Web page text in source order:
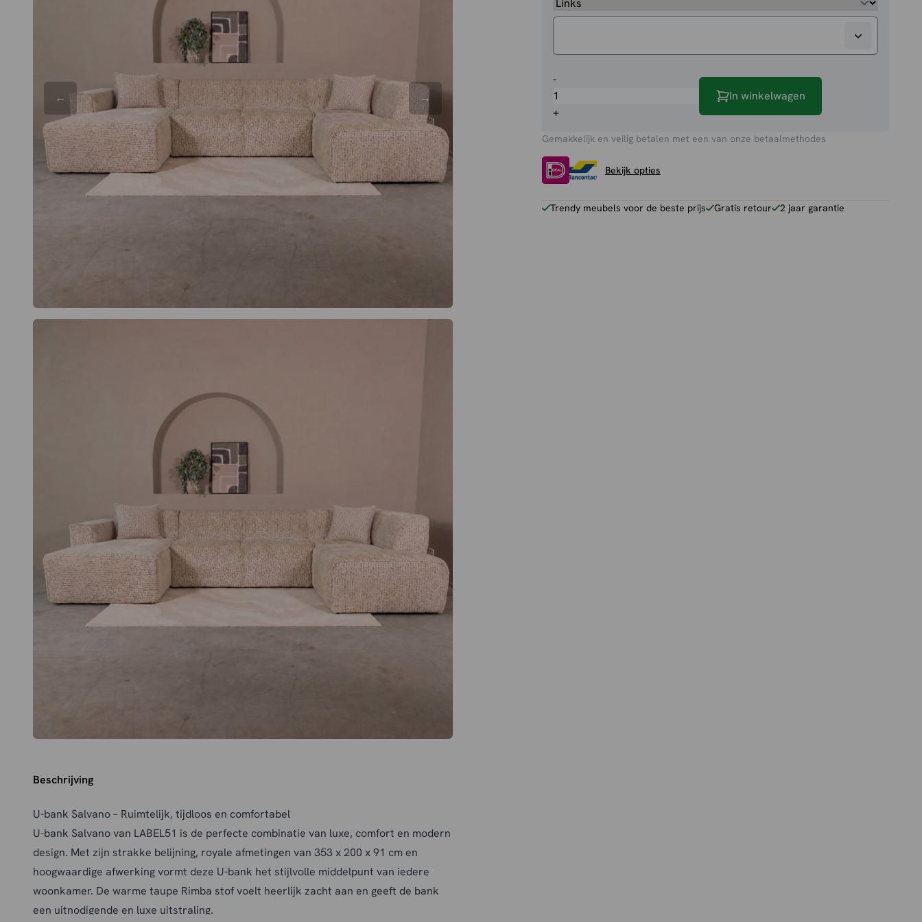
-U-
Bank
Salvano
+
In winkelwagen
Gemakkelijk en veilig betalen met een van onze betaalmethodes
Bekijk opties
Trendy meubels voor de beste prijs Gratis retour 2 jaar garantie
Beschrijving
U-bank Salvano – Ruimtelijk, tijdloos en comfortabel
U-bank Salvano van LABEL51 is de perfecte combinatie van luxe, comfort en modern
design. Met zijn strakke belijning, royale afmetingen van 353 x 200 x 91 cm en
hoogwaardige afwerking vormt deze U-bank het stijlvolle middelpunt van iedere
woonkamer. De warme taupe Rimba stof voelt heerlijk zacht aan en geeft de bank
een uitnodigende en luxe uitstraling.